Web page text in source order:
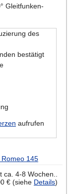
Gleitfunken-
des
bestätigt
aufrufen
145
ca. 4-8 Wochen..
€ (siehe Details)